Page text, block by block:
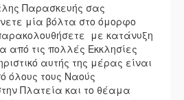
Παρασκευής σας
μία βόλτα στο όμορφο
με κατάνυξη
από τις πολλές Εκκλησίες
αυτής της μέρας είναι
όλους τους Ναούς
Πλατεία και το θέαμα